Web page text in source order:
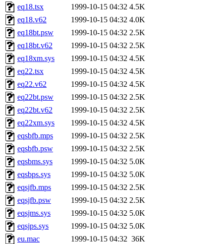
eq18.tsx
1999-10-15 04:32 4.5K
eq18.v62
1999-10-15 04:32 4.0K
eq18bt.psw
1999-10-15 04:32 2.5K
eq18bt.v62
1999-10-15 04:32 2.5K
eq18xm.sys
1999-10-15 04:32 4.5K
eq22.tsx
1999-10-15 04:32 4.5K
eq22.v62
1999-10-15 04:32 4.5K
eq22bt.psw
1999-10-15 04:32 2.5K
eq22bt.v62
1999-10-15 04:32 2.5K
eq22xm.sys
1999-10-15 04:32 4.5K
eqsbfb.mps
1999-10-15 04:32 2.5K
eqsbfb.psw
1999-10-15 04:32 2.5K
eqsbms.sys
1999-10-15 04:32 5.0K
eqsbps.sys
1999-10-15 04:32 5.0K
eqsjfb.mps
1999-10-15 04:32 2.5K
eqsjfb.psw
1999-10-15 04:32 2.5K
eqsjms.sys
1999-10-15 04:32 5.0K
eqsjps.sys
1999-10-15 04:32 5.0K
eu.mac
1999-10-15 04:32 36K